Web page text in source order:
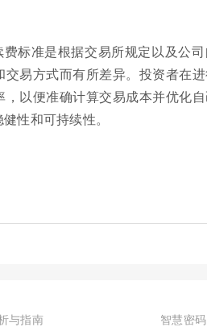
标准是根据交易所规定以及公
易方式而有所差异。投资者在
以便准确计算交易成本并优化
性和可持续性。
与指南
智慧密